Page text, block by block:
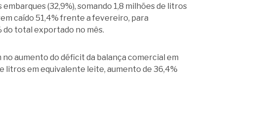
(32,9%), somando 1,8 milhões de litros
caído 51,4% frente a fevereiro, para
do total exportado no mês.
aumento do déficit da balança comercial em
litros em equivalente leite, aumento de 36,4%